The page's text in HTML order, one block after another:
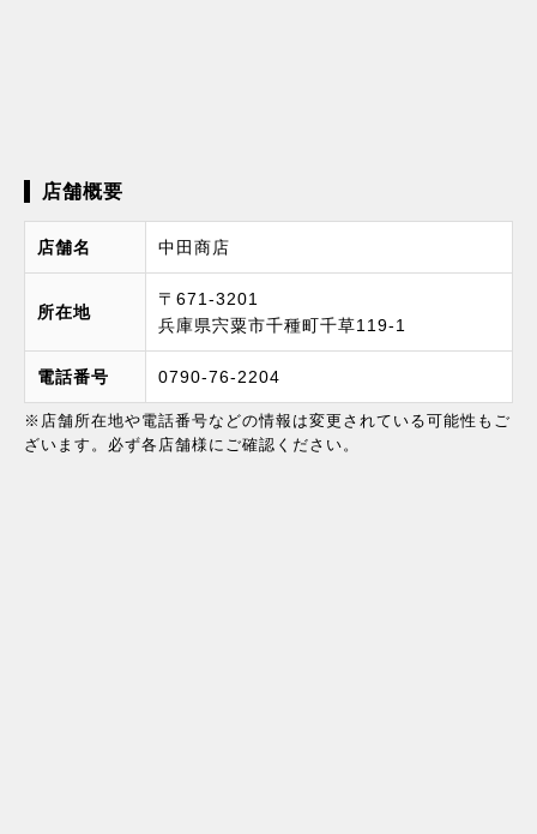
店舗概要
店舗名 中田商店
所在地
〒671-3201
兵庫県宍粟市千種町千草119-1
電話番号 0790-76-2204
※店舗所在地や電話番号などの情報は変更されている可能性もご
ざいます。必ず各店舗様にご確認ください。